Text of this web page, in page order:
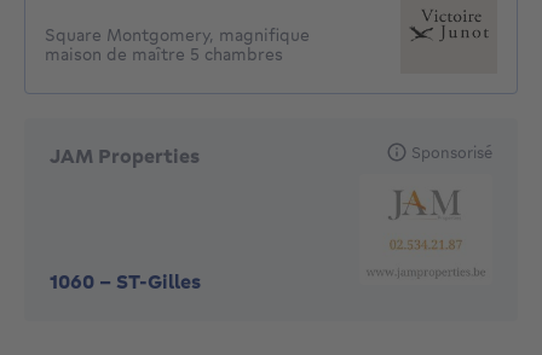
Square Montgomery, magnifique
maison de maître 5 chambres
JAM Properties
1060 - ST-Gilles
Sponsorisé